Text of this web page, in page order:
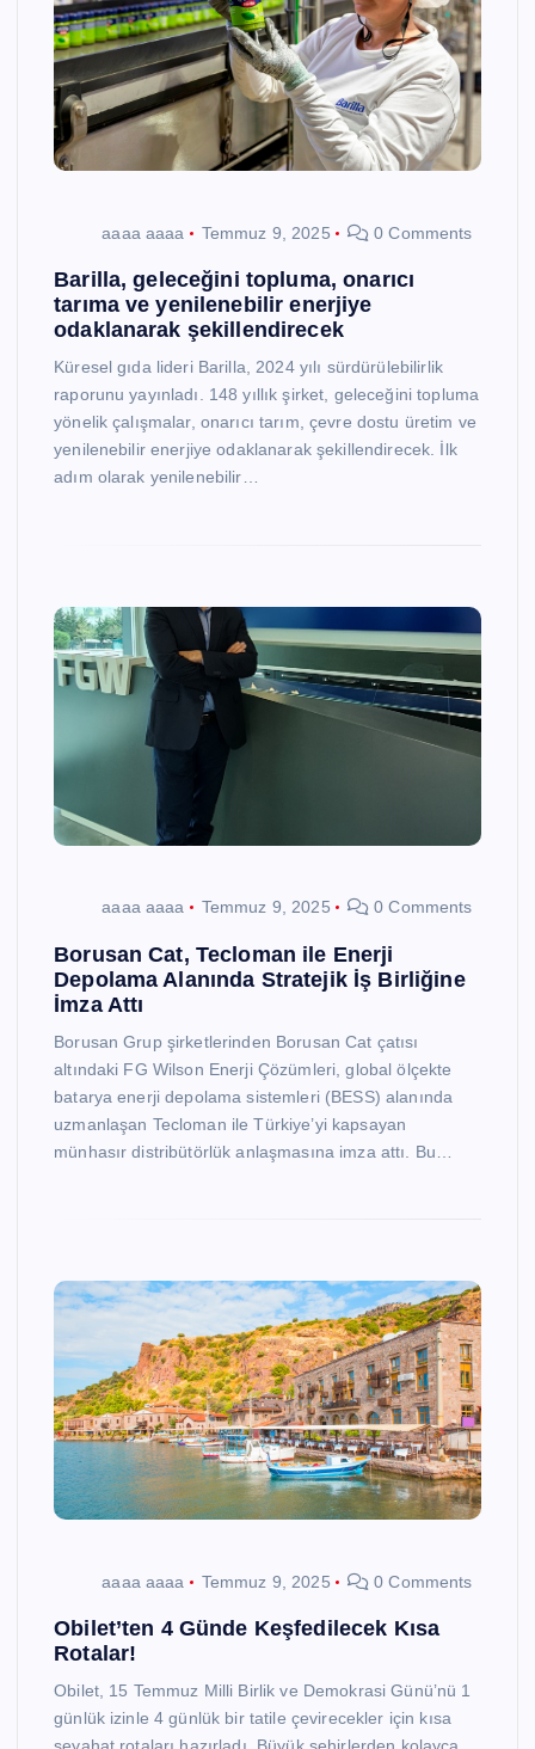
aaaa aaaa Temmuz 9, 2025 0 Comments
Barilla, geleceğini topluma, onarıcı
tarıma ve yenilenebilir enerjiye
odaklanarak şekillendirecek
Küresel gıda lideri Barilla, 2024 yılı sürdürülebilirlik
raporunu yayınladı. 148 yıllık şirket, geleceğini topluma
yönelik çalışmalar, onarıcı tarım, çevre dostu üretim ve
yenilenebilir enerjiye odaklanarak şekillendirecek. İlk
adım olarak yenilenebilir…
aaaa aaaa Temmuz 9, 2025 0 Comments
Borusan Cat, Tecloman ile Enerji
Depolama Alanında Stratejik İş Birliğine
İmza Attı
Borusan Grup şirketlerinden Borusan Cat çatısı
altındaki FG Wilson Enerji Çözümleri, global ölçekte
batarya enerji depolama sistemleri (BESS) alanında
uzmanlaşan Tecloman ile Türkiye’yi kapsayan
münhasır distribütörlük anlaşmasına imza attı. Bu…
aaaa aaaa Temmuz 9, 2025 0 Comments
Obilet’ten 4 Günde Keşfedilecek Kısa
Rotalar!
Obilet, 15 Temmuz Milli Birlik ve Demokrasi Günü’nü 1
günlük izinle 4 günlük bir tatile çevirecekler için kısa